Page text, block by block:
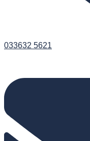
033632 5621